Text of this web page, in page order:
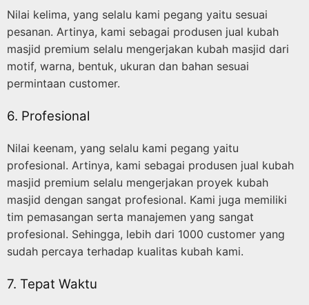
Nilai kelima, yang selalu kami pegang yaitu sesuai
pesanan. Artinya, kami sebagai produsen jual kubah
masjid premium selalu mengerjakan kubah masjid dari
motif, warna, bentuk, ukuran dan bahan sesuai
permintaan customer.
6. Profesional
Nilai keenam, yang selalu kami pegang yaitu
profesional. Artinya, kami sebagai produsen jual kubah
masjid premium selalu mengerjakan proyek kubah
masjid dengan sangat profesional. Kami juga memiliki
tim pemasangan serta manajemen yang sangat
profesional. Sehingga, lebih dari 1000 customer yang
sudah percaya terhadap kualitas kubah kami.
7. Tepat Waktu